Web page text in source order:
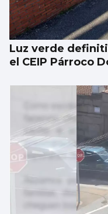
Luz verde
el CEIP Párroco